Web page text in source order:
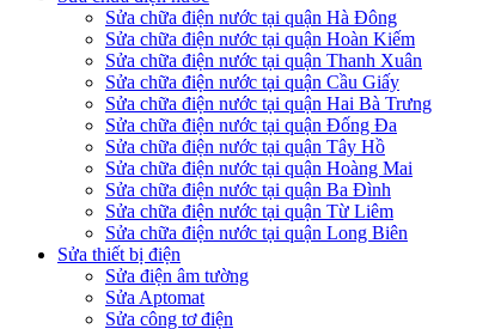
Sửa chữa điện nước tại quận Hà Đông
Sửa chữa điện nước tại quận Hoàn Kiếm
Sửa chữa điện nước tại quận Thanh Xuân
Sửa chữa điện nước tại quận Cầu Giấy
Sửa chữa điện nước tại quận Hai Bà Trưng
Sửa chữa điện nước tại quận Đống Đa
Sửa chữa điện nước tại quận Tây Hồ
Sửa chữa điện nước tại quận Hoàng Mai
Sửa chữa điện nước tại quận Ba Đình
Sửa chữa điện nước tại quận Từ Liêm
Sửa chữa điện nước tại quận Long Biên
Sửa thiết bị điện
Sửa điện âm tường
Sửa Aptomat
Sửa công tơ điện